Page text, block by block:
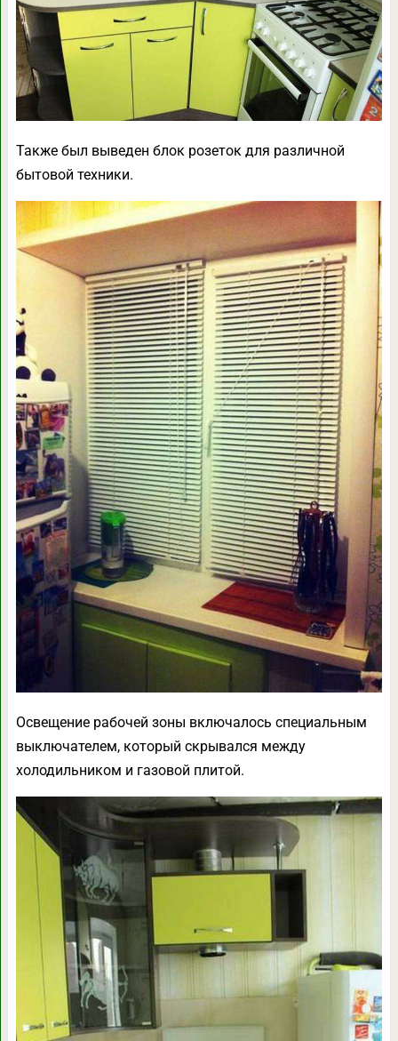
Также был выведен блок розеток для различной
бытовой техники.
Освещение рабочей зоны включалось специальным
выключателем, который скрывался между
холодильником и газовой плитой.